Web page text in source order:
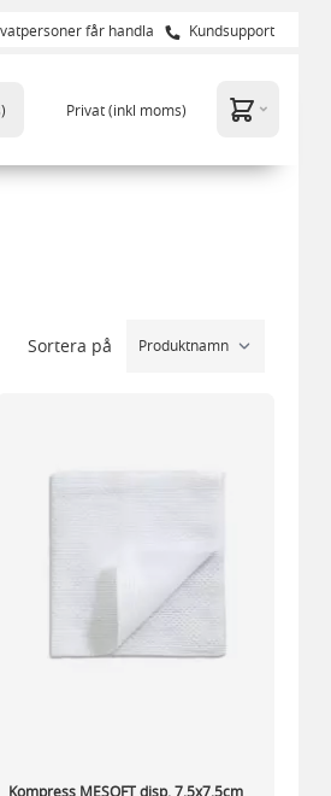
får handla Kundsupport
Privat(inkl moms)
Sortera på
Kompress MESOFT disp. 7,5x7,5cm